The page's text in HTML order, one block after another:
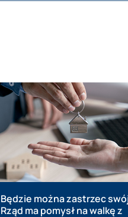
Będzie można zastrzec swój
Rząd ma pomysł na walkę z